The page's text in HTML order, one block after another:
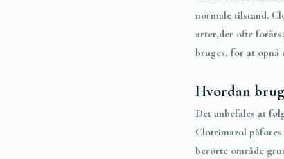
normale tilstand.
arter,der ofte
bruges, for at opnå
Hvordan
Det anbefales at
Clotrimazol
berørte område